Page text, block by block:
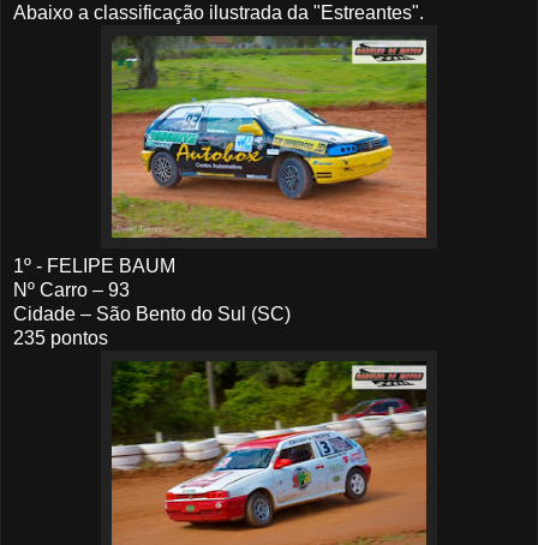
Abaixo a classificação ilustrada da "Estreantes".
1º - FELIPE BAUM
Nº Carro – 93
Cidade – São Bento do Sul (SC)
235 pontos